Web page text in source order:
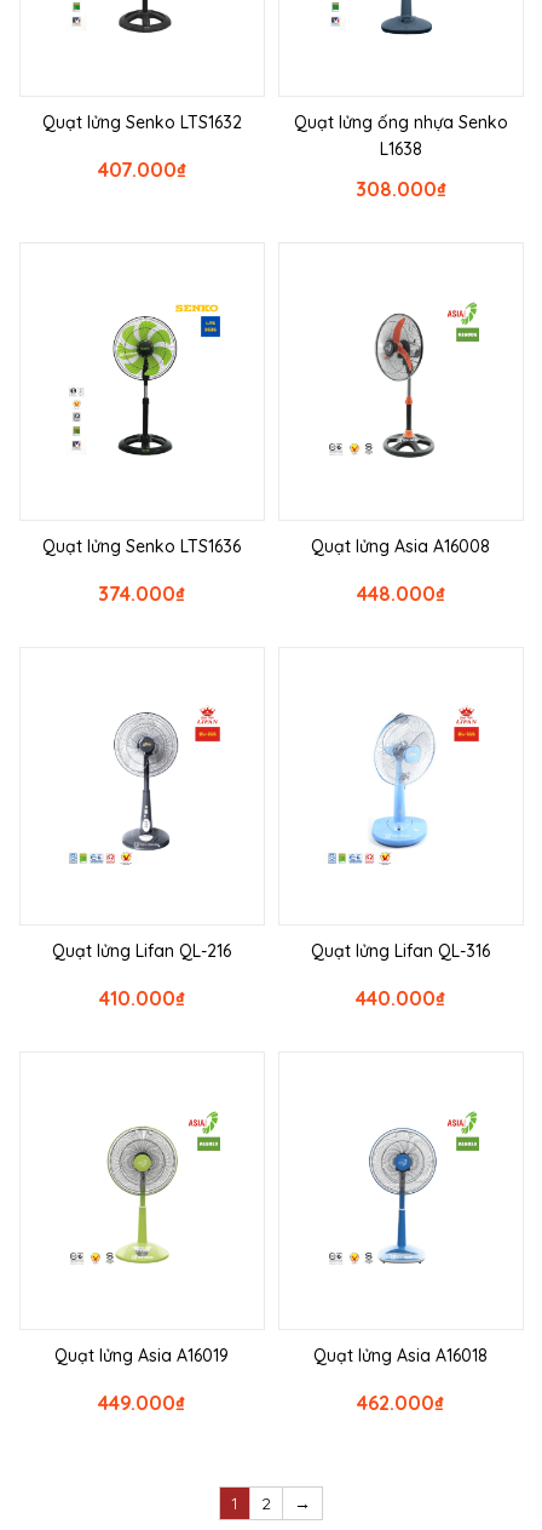
Quạt lửng Senko LTS1632
₫
407.000
Quạt lửng ống nhựa Senko
L1638
₫
308.000
Quạt lửng Senko LTS1636
₫
374.000
Quạt lửng Asia A16008
₫
448.000
Quạt lửng Lifan QL-216
₫
410.000
Quạt lửng Lifan QL-316
₫
440.000
Quạt lửng Asia A16019
₫
449.000
Quạt lửng Asia A16018
₫
462.000
1 2 →